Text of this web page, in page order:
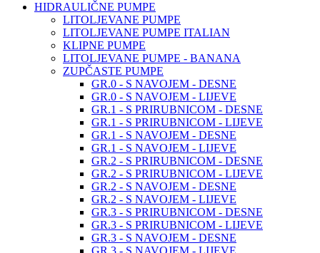
HIDRAULIČNE PUMPE
LITOLJEVANE PUMPE
LITOLJEVANE PUMPE ITALIAN
KLIPNE PUMPE
LITOLJEVANE PUMPE - BANANA
ZUPČASTE PUMPE
GR.0 - S NAVOJEM - DESNE
GR.0 - S NAVOJEM - LIJEVE
GR.1 - S PRIRUBNICOM - DESNE
GR.1 - S PRIRUBNICOM - LIJEVE
GR.1 - S NAVOJEM - DESNE
GR.1 - S NAVOJEM - LIJEVE
GR.2 - S PRIRUBNICOM - DESNE
GR.2 - S PRIRUBNICOM - LIJEVE
GR.2 - S NAVOJEM - DESNE
GR.2 - S NAVOJEM - LIJEVE
GR.3 - S PRIRUBNICOM - DESNE
GR.3 - S PRIRUBNICOM - LIJEVE
GR.3 - S NAVOJEM - DESNE
GR.3 - S NAVOJEM - LIJEVE